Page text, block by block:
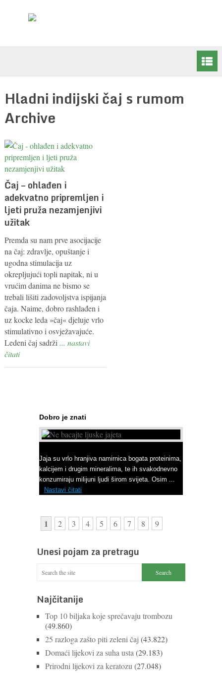
Hladni indijski čaj s rumom
Archive
Čaj – ohlađen i
adekvatno pripremljen i
ljeti pruža nezamjenjivi
užitak
Premda su nam prve asocijacije
na čaj: zdravlje, opuštanje i
ugodna stimulacija uz
okrepljujući topli napitak, ni u
vrućim danima ne bismo se
trebali lišiti zadovoljstva ispijanja
čaja. Naime, dobro rashlađen i
uz kocke leda »čaj« djeluje vrlo
stimulativno i osvježavajuće.
Ledeni čaj sadrži ... nastavi
čitati
Dobro je znati
Jaja su vrlo hranjiva namirnica bogata proteinima,
kalcijem i drugim mineralima, te ih svakodnevno
konzumiraju milijuni ljudi širom svijeta. Osim ...
Nastavi čitati
1 2 3 4 5 6 7 8 9
Unesi pojam za pretragu
Najčitanije
Top 10 biljaka koje sprečavaju trombozu
(49.860)
25 razloga zašto piti zeleni čaj (43.822)
Domaći lijekovi za suha usta (29.183)
Prirodni lijekovi za keratozu (27.048)